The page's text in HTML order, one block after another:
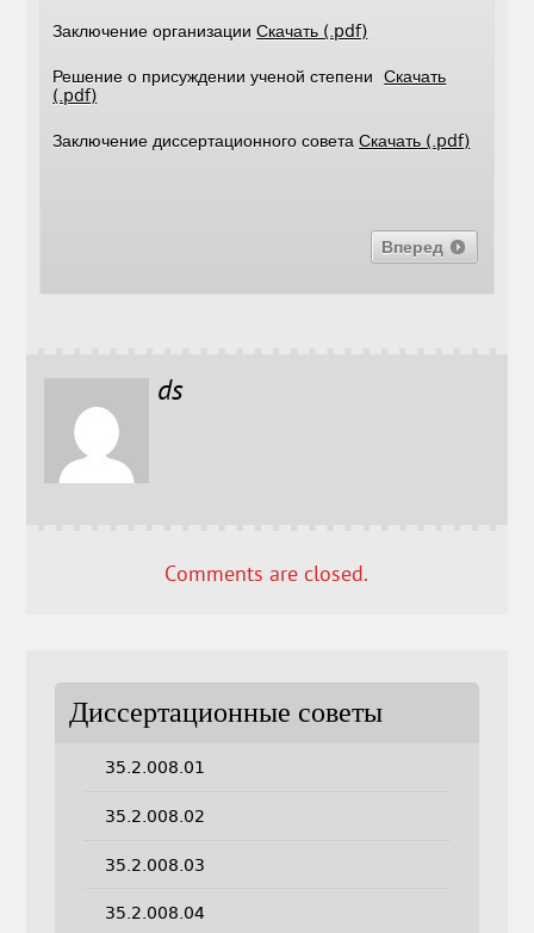
Заключение организацииСкачать (.pdf)
Решение о присуждении ученой степениСкачать
(.pdf)
Заключение диссертационного советаСкачать (.pdf)
Вперед
ds
Comments are closed.
Диссертационные советы
35.2.008.01
35.2.008.02
35.2.008.03
35.2.008.04